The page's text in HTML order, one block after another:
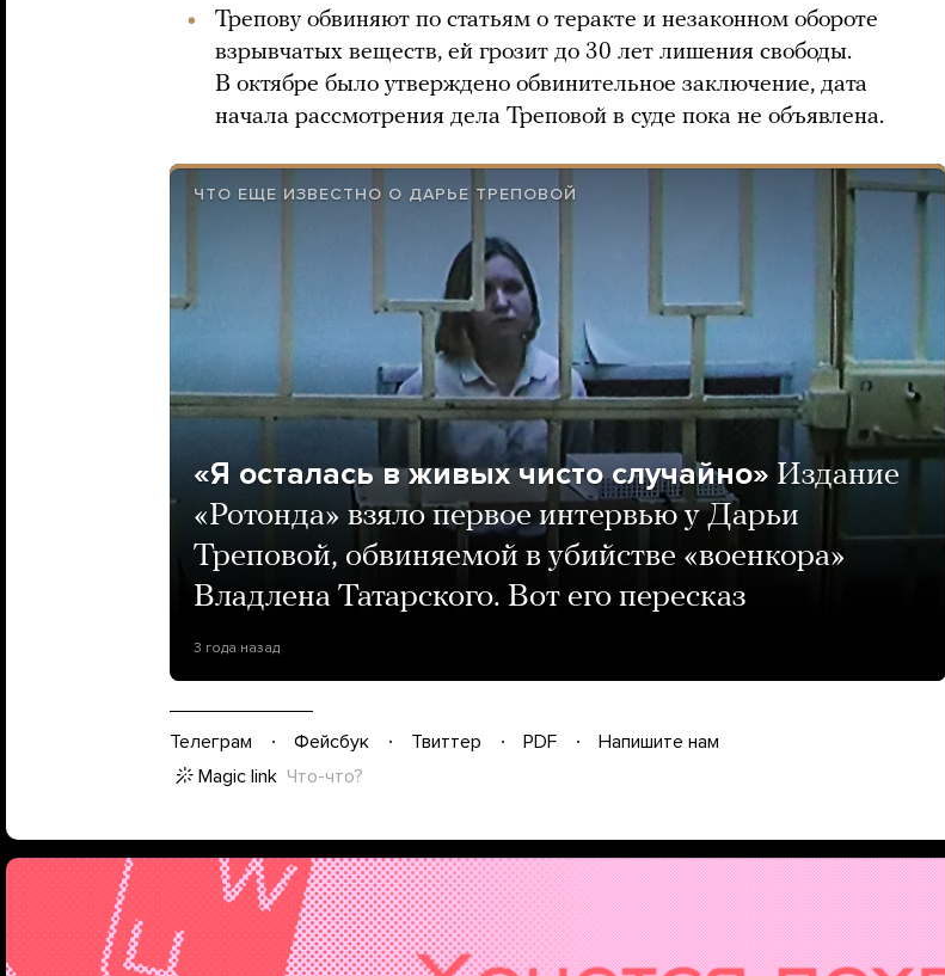
Трепову обвиняют по статьям о теракте и незаконном обороте
взрывчатых веществ, ей грозит до 30 лет лишения свободы.
В октябре было утверждено обвинительное заключение, дата
начала рассмотрения дела Треповой в суде пока не объявлена.
ЧТО ЕЩЕ ИЗВЕСТНО О ДАРЬЕ ТРЕПОВОЙ
«Я осталась в живых чисто случайно» Издание
«Ротонда» взяло первое интервью у Дарьи
Треповой, обвиняемой в убийстве «военкора»
Владлена Татарского. Вот его пересказ
3 года назад
Телеграм Фейсбук Твиттер PDF
Напишите нам
Magic link Что-что?